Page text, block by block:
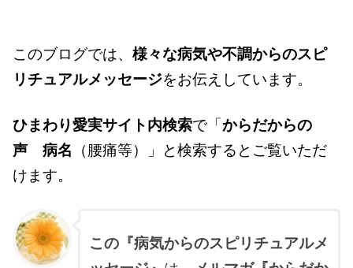
このブログでは、様々な病気や不調からのスピ
リチュアルメッセージをお伝えしています。
ひまわり愛実サイト内検索で「からだからの
声病名
（腰痛等）」と検索するとご覧いただ
けます。
この『病気からのスピリチュアルメ